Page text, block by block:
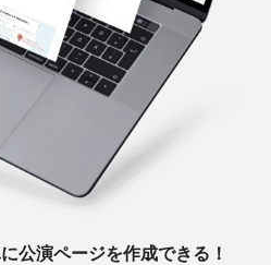
公演ページを作成できる！